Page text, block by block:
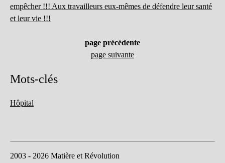
empêcher !!! Aux travailleurs eux-mêmes de défendre leur santé
et leur vie !!!
page précédente
page suivante
Mots-clés
Hôpital
2003 - 2026 Matière et Révolution